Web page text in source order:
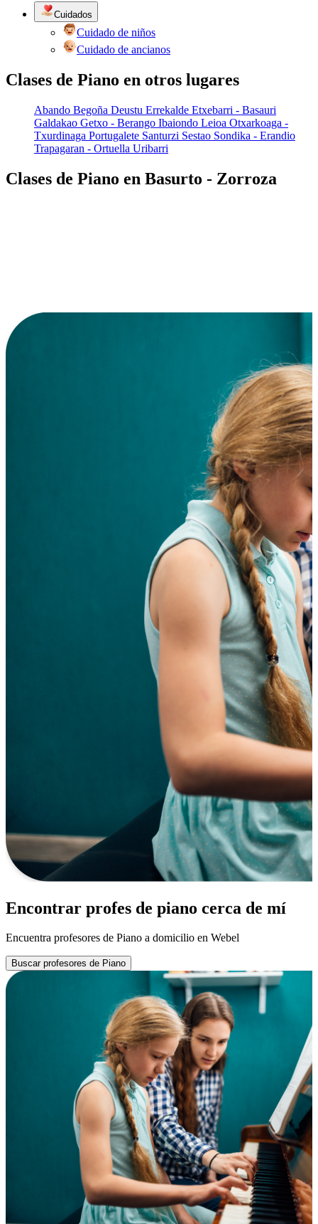
Cuidados
Cuidado de niños
Cuidado de ancianos
Clases de Piano en otros lugares
Abando Begoña Deustu Errekalde Etxebarri - Basauri
Galdakao Getxo - Berango Ibaiondo Leioa Otxarkoaga -
Txurdinaga Portugalete Santurzi Sestao Sondika - Erandio
Trapagaran - Ortuella Uribarri
Clases de Piano en Basurto - Zorroza
Encontrar profes de piano cerca de mí
Encuentra profesores de Piano a domicilio en Webel
Buscar profesores de Piano